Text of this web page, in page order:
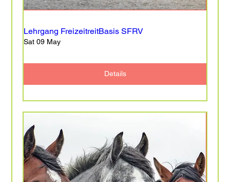
Lehrgang FreizeitreitBasis SFRV
Sat 09 May
Details